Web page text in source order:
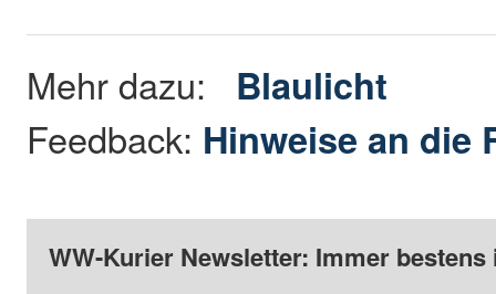
Mehr dazu: Blaulicht
Feedback: Hinweise an die
WW-Kurier Newsletter: Immer